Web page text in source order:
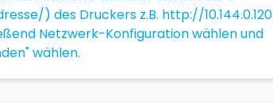
) des Druckers z.B. http://10.144.0.120
Netzwerk-Konfiguration wählen und
wählen.